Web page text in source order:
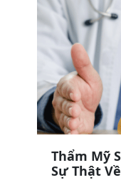
Thẩm Mỹ
Sự Thật Về